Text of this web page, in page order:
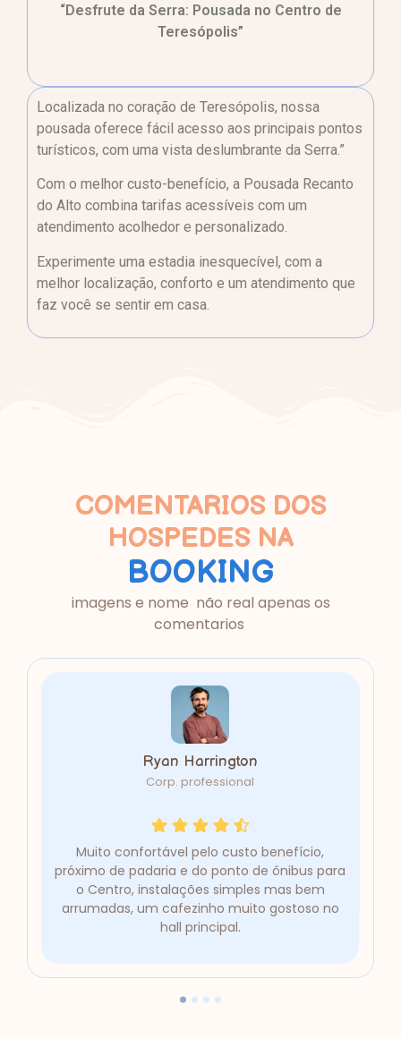
“Desfrute da Serra: Pousada no Centro de
Teresópolis”
Localizada no coração de Teresópolis, nossa
pousada oferece fácil acesso aos principais pontos
turísticos, com uma vista deslumbrante da Serra.”
Com o melhor custo-benefício, a Pousada Recanto
do Alto combina tarifas acessíveis com um
atendimento acolhedor e personalizado.
Experimente uma estadia inesquecível, com a
melhor localização, conforto e um atendimento que
faz você se sentir em casa.
COMENTARIOS DOS
HOSPEDES NA
BOOKING
imagens e nome não real apenas os
comentarios
Ryan Harrington
Corp. professional
Muito confortável pelo custo benefício,
próximo de padaria e do ponto de ônibus para
o Centro, instalações simples mas bem
arrumadas, um cafezinho muito gostoso no
hall principal.